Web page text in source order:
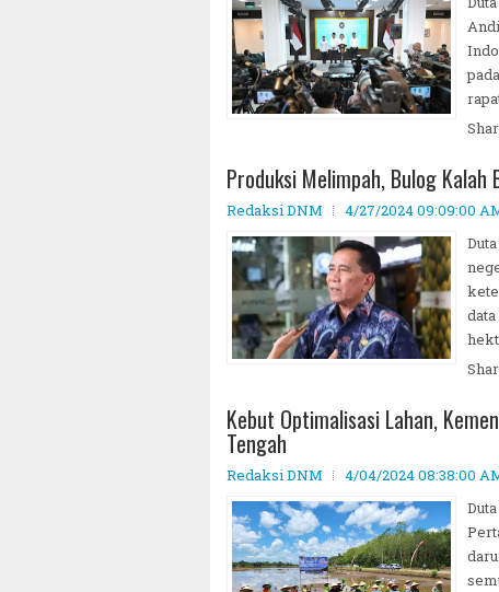
Produksi Melimpah, Bulog Kalah
Redaksi DNM 4/27/2024 09:09:00
Kebut Optimalisasi Lahan,
Tengah
Redaksi DNM 4/04/2024 08:38:00